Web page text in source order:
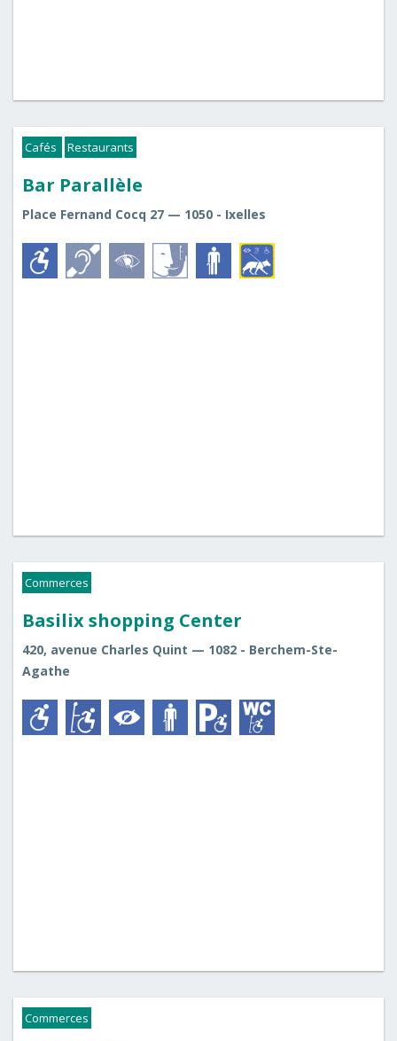
Cafés Restaurants
Bar Parallèle
Place Fernand Cocq 27 — 1050 - Ixelles
Commerces
Basilix shopping Center
420, avenue Charles Quint — 1082 - Berchem-Ste-
Agathe
Commerces